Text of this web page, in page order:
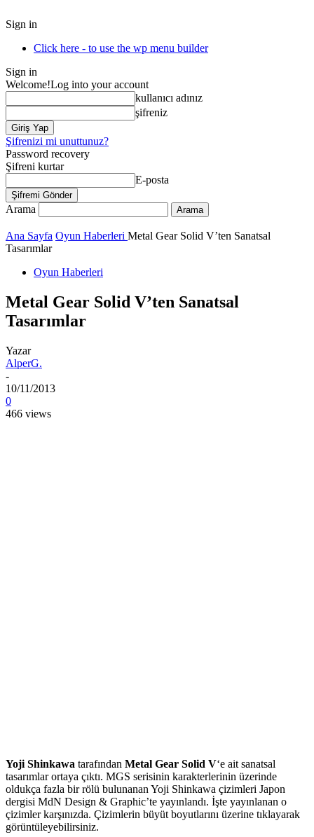
Sign in
Click here - to use the wp menu builder
Sign in
Welcome!Log into your account
kullanıcı adınız
şifreniz
Şifrenizi mi unuttunuz?
Password recovery
Şifreni kurtar
E-posta
Arama
Ana Sayfa Oyun Haberleri Metal Gear Solid V’ten Sanatsal
Tasarımlar
Oyun Haberleri
Metal Gear Solid V’ten Sanatsal
Tasarımlar
Yazar
AlperG.
-
10/11/2013
0
466 views
Yoji Shinkawa tarafından Metal Gear Solid V‘e ait sanatsal
tasarımlar ortaya çıktı. MGS serisinin karakterlerinin üzerinde
oldukça fazla bir rölü bulunanan Yoji Shinkawa çizimleri Japon
dergisi MdN Design & Graphic’te yayınlandı. İşte yayınlanan o
çizimler karşınızda. Çizimlerin büyüt boyutlarını üzerine tıklayarak
görüntüleyebilirsiniz.